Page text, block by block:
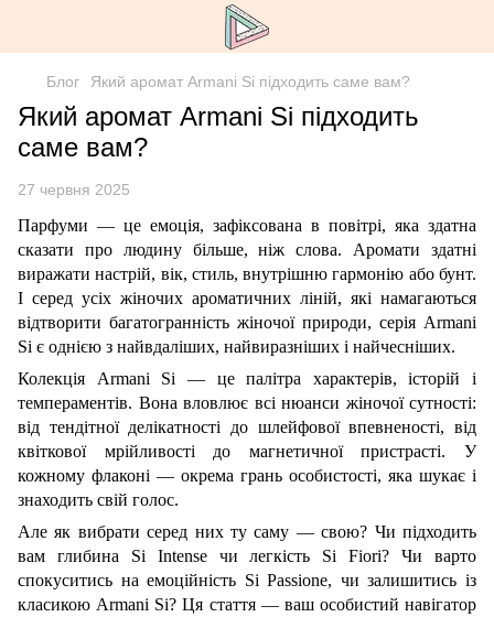
Блог Який аромат Armani Si підходить саме вам?
Який аромат Armani Si підходить
саме вам?
27 червня 2025
Парфуми — це емоція, зафіксована в повітрі, яка здатна
сказати про людину більше, ніж слова. Аромати здатні
виражати настрій, вік, стиль, внутрішню гармонію або бунт.
І серед усіх жіночих ароматичних ліній, які намагаються
відтворити багатогранність жіночої природи, серія Armani
Si є однією з найвдаліших, найвиразніших і найчесніших.
Колекція Armani Si — це палітра характерів, історій і
темпераментів. Вона вловлює всі нюанси жіночої сутності:
від тендітної делікатності до шлейфової впевненості, від
квіткової мрійливості до магнетичної пристрасті. У
кожному флаконі — окрема грань особистості, яка шукає і
знаходить свій голос.
Але як вибрати серед них ту саму — свою? Чи підходить
вам глибина Si Intense чи легкість Si Fiori? Чи варто
спокуситись на емоційність Si Passione, чи залишитись із
класикою Armani Si? Ця стаття — ваш особистий навігатор